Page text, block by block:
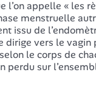
appelle « les
menstruelle
issu de
vers le vagin
le corps de
sur